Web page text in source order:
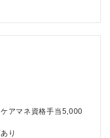
アマネ資格手当5,000
り